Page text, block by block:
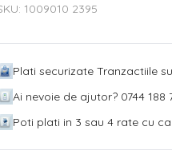
1009010 2395
Plati securizate Tranzactiile
Ai nevoie de ajutor? 0744 188
Poti plati in 3 sau 4 rate cu